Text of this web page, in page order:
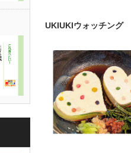
UKIUKIウォッチング